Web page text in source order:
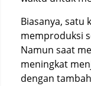
Biasanya, satu
memproduksi
Namun saat
meningkat
dengan